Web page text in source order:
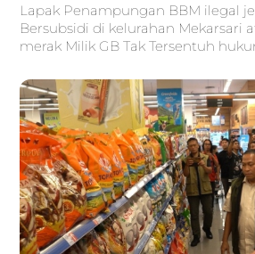
Lapak Penampungan BBM ilegal
Bersubsidi di kelurahan Mekarsari
merak Milik GB Tak Tersentuh